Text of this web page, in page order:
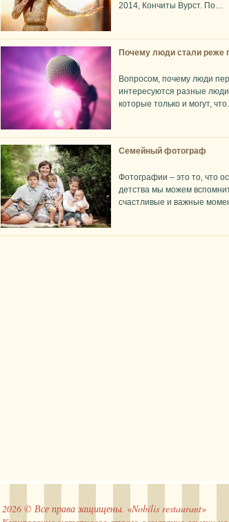
2014, Кончиты Вурст. По…
Почему люди стали реже
Вопросом, почему люди
интересуются разные
которые только и могут,
Семейный фотограф
Фотографии – это то, что
детства мы можем
счастливые и важные
2026 © Все права защищены. «Nobilis restaurant»